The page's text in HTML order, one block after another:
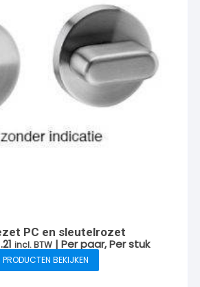
PC en sleutelrozet
Prijsklasse:
€5.24
tot
€31.21
incl. BTW | Per paar, Per stuk
PRODUCTEN BEKIJKEN